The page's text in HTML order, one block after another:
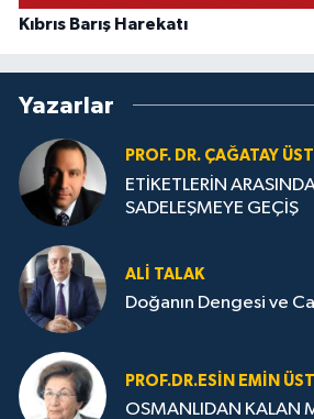
Kıbrıs Barış Harekatı
Yazarlar
PROF. DR. ÇAĞATAY
ETİKETLERİN
SADELEŞMEYE GEÇİŞ
ALI TALAK
Doğanın Dengesi ve
PROF.DR.ESIN EMIN
OSMANLIDAN KALAN